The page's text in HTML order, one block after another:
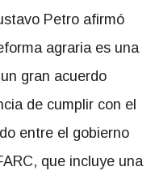
Petro afirmó
agraria es una
gran acuerdo
de cumplir con el
entre el gobierno
que incluye una